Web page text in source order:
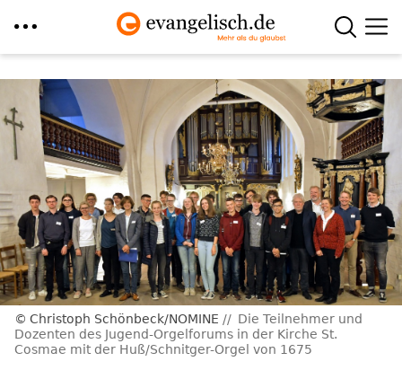
Inhalt
Christoph Schönbeck/NOMINE
Die Teilnehmer und
Dozenten des Jugend-Orgelforums in der Kirche St.
Cosmae mit der Huß/Schnitger-Orgel von 1675